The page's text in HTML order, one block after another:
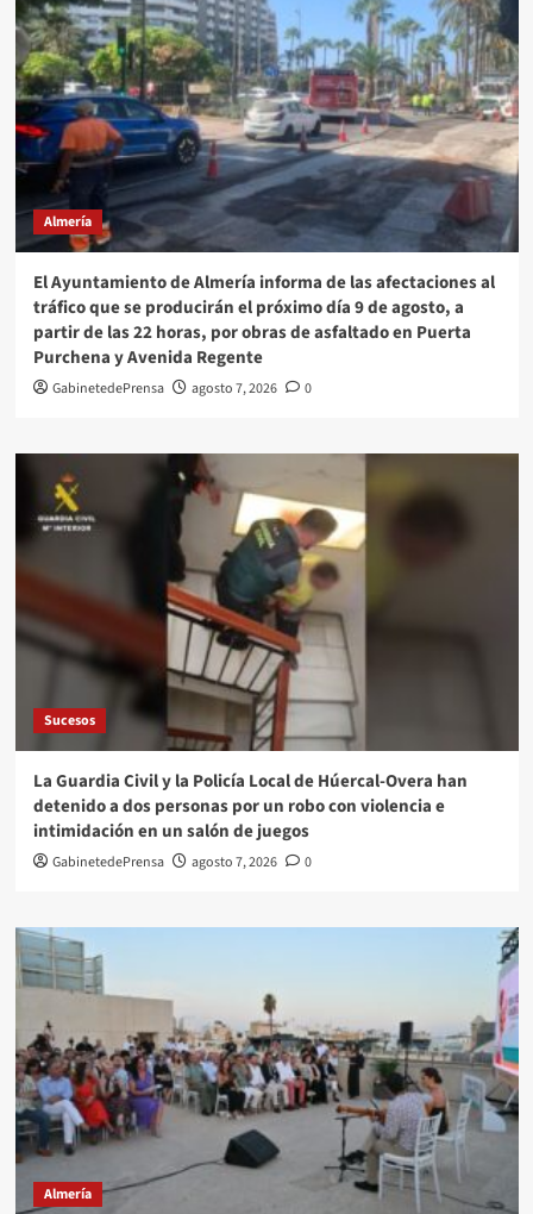
Almería
El Ayuntamiento de Almería informa de las afectaciones al
tráfico que se producirán el próximo día 9 de agosto, a
partir de las 22 horas, por obras de asfaltado en Puerta
Purchena y Avenida Regente
GabinetedePrensa agosto 7, 2026 0
Sucesos
La Guardia Civil y la Policía Local de Húercal-Overa han
detenido a dos personas por un robo con violencia e
intimidación en un salón de juegos
GabinetedePrensa agosto 7, 2026 0
Almería